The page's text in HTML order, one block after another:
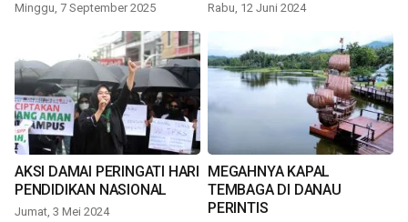
Minggu, 7 September 2025 Rabu, 12 Juni 2024
AKSI DAMAI PERINGATI HARI
PENDIDIKAN NASIONAL
Jumat, 3 Mei 2024
MEGAHNYA KAPAL
TEMBAGA DI DANAU
PERINTIS